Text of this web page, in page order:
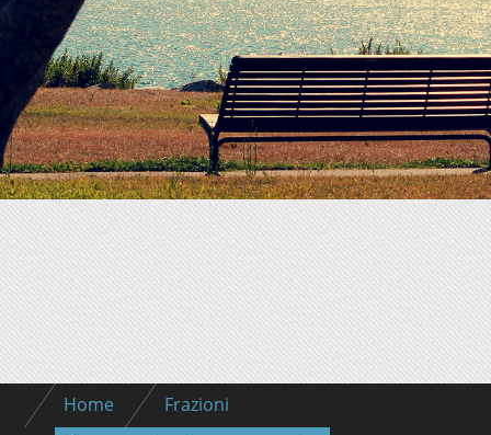
Home
Frazioni